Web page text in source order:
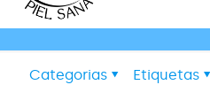
Categorias Etiquetas